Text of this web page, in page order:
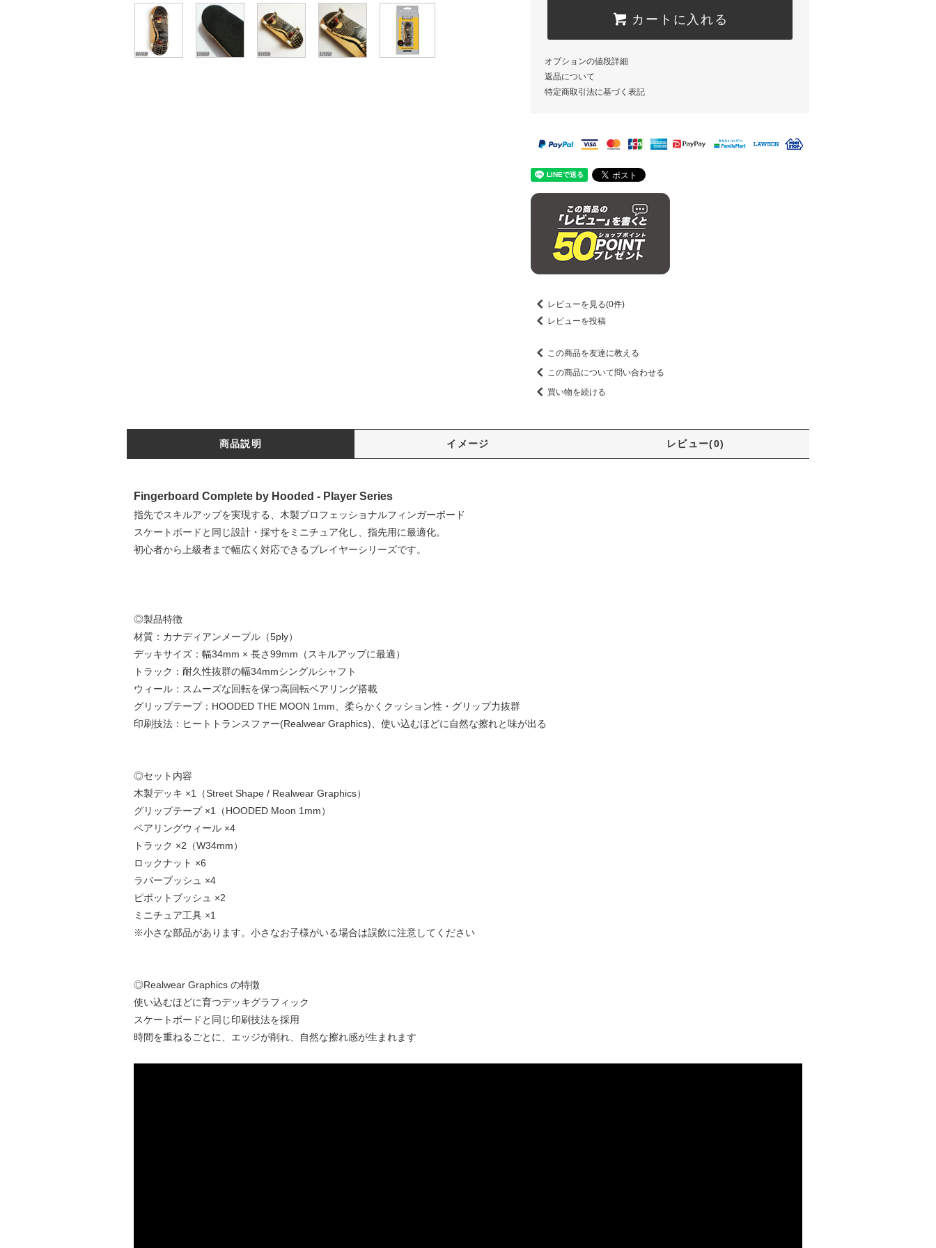
カートに入れる
オプションの値段詳細
返品について
特定商取引法に基づく表記
レビューを見る(0件)
レビューを投稿
この商品を友達に教える
この商品について問い合わせる
買い物を続ける
商品説明 イメージ レビュー(0)
Fingerboard Complete by Hooded - Player Series
指先でスキルアップを実現する、木製プロフェッショナルフィンガーボード
スケートボードと同じ設計・採寸をミニチュア化し、指先用に最適化。
初心者から上級者まで幅広く対応できるプレイヤーシリーズです。
◎製品特徴
材質：カナディアンメープル（5ply）
デッキサイズ：幅34mm × 長さ99mm（スキルアップに最適）
トラック：耐久性抜群の幅34mmシングルシャフト
ウィール：スムーズな回転を保つ高回転ベアリング搭載
グリップテープ：HOODED THE MOON 1mm、柔らかくクッション性・グリップ力抜群
印刷技法：ヒートトランスファー(Realwear Graphics)、使い込むほどに自然な擦れと味が出る
◎セット内容
木製デッキ ×1（Street Shape / Realwear Graphics）
グリップテープ ×1（HOODED Moon 1mm）
ベアリングウィール ×4
トラック ×2（W34mm）
ロックナット ×6
ラバーブッシュ ×4
ピボットブッシュ ×2
ミニチュア工具 ×1
※小さな部品があります。小さなお子様がいる場合は誤飲に注意してください
◎Realwear Graphics の特徴
使い込むほどに育つデッキグラフィック
スケートボードと同じ印刷技法を採用
時間を重ねるごとに、エッジが削れ、自然な擦れ感が生まれます